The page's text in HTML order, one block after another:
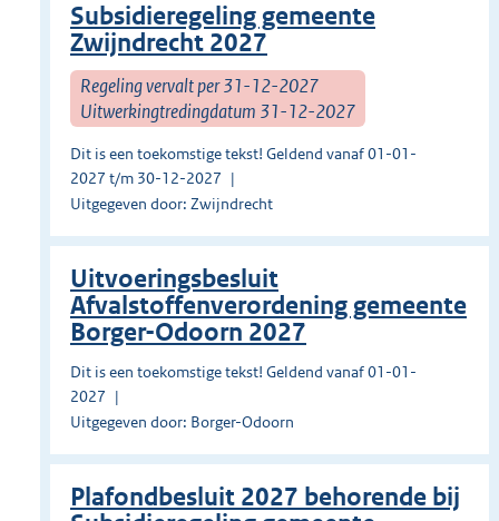
Subsidieregeling gemeente
Zwijndrecht 2027
Regeling vervalt per 31-12-2027
Uitwerkingtredingdatum 31-12-2027
Dit is een toekomstige tekst! Geldend vanaf 01-01-
2027 t/m 30-12-2027
Uitgegeven door: Zwijndrecht
Uitvoeringsbesluit
Afvalstoffenverordening gemeente
Borger-Odoorn 2027
Dit is een toekomstige tekst! Geldend vanaf 01-01-
2027
Uitgegeven door: Borger-Odoorn
Plafondbesluit 2027 behorende bij